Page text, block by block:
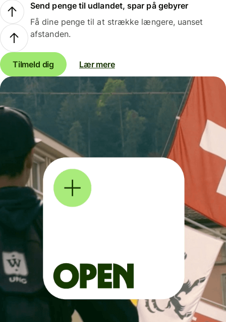
Send penge til udlandet, spar på gebyrer
Få dine penge til at strække længere, uanset
afstanden.
Tilmeld dig Lær mere